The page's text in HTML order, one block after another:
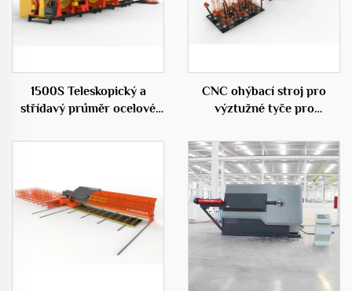
1500S Teleskopický a
střídavý průměr ocelové
stroj
CNC ohýbací stroj pro
výztužné tyče pro